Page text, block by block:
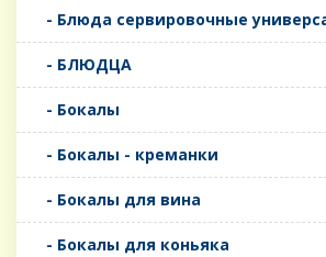
- Блюда сервировочные
- БЛЮДЦА
- Бокалы
- Бокалы - креманки
- Бокалы для вина
- Бокалы для коньяка